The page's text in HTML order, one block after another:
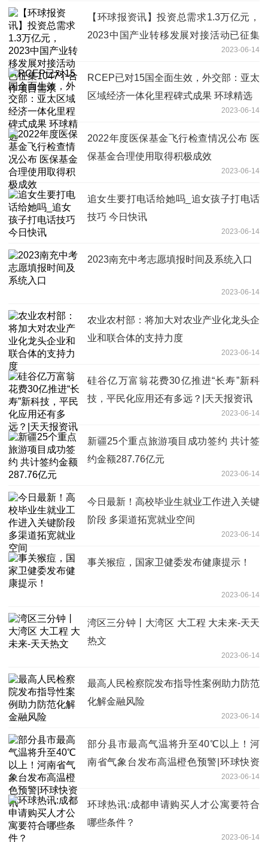
【环球报资讯】投资总需求1.3万亿元，
2023中国产业转移发展对接活动已征集
2023-06-14
RCEP已对15国全面生效，外交部：亚太
区域经济一体化里程碑式成果 环球精选
2023-06-14
2022年度医保基金飞行检查情况公布 医
保基金合理使用取得积极成效
2023-06-14
追女生要打电话给她吗_追女孩子打电话
技巧 今日快讯
2023-06-14
2023南充中考志愿填报时间及系统入口
2023-06-14
农业农村部：将加大对农业产业化龙头企
业和联合体的支持力度
2023-06-14
硅谷亿万富翁花费30亿推进“长寿”新科
技，平民化应用还有多远？|天天报资讯
2023-06-14
新疆25个重点旅游项目成功签约 共计签
约金额287.76亿元
2023-06-14
今日最新！高校毕业生就业工作进入关键
阶段 多渠道拓宽就业空间
2023-06-14
事关猴痘，国家卫健委发布健康提示！
2023-06-14
湾区三分钟丨大湾区 大工程 大未来-天天
热文
2023-06-14
最高人民检察院发布指导性案例助力防范
化解金融风险
2023-06-14
部分县市最高气温将升至40℃以上！河
南省气象台发布高温橙色预警|环球快资
2023-06-14
环球热讯:成都申请购买人才公寓要符合
哪些条件？
2023-06-14